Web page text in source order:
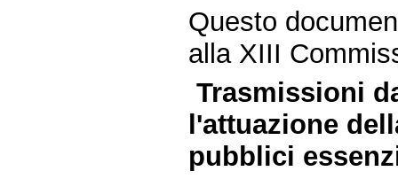
Questo
alla XIII
Trasmissioni
l'attuazione
pubblici